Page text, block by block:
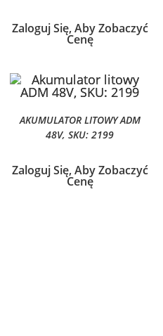
Zaloguj Się, Aby Zobaczyć
Cenę
AKUMULATOR LITOWY ADM
48V, SKU: 2199
Zaloguj Się, Aby Zobaczyć
Cenę